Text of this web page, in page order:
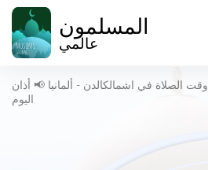
المسلمون
عالمي
وقت الصلاة في اشمالكالدن - ألمانيا 📢 أذان
اليوم